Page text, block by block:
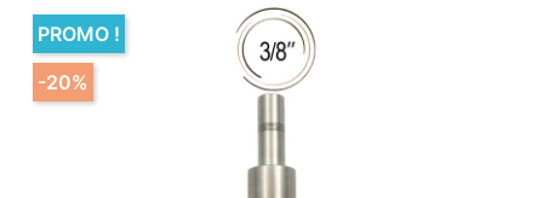
PROMO !
-20%